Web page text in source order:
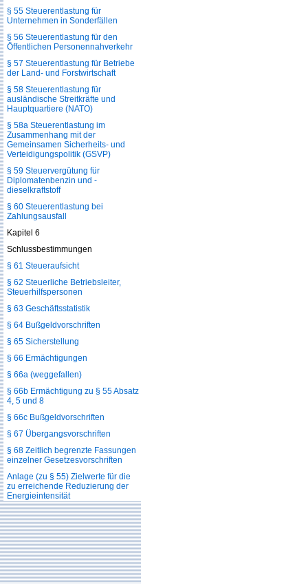
§ 55 Steuerentlastung für
Unternehmen in Sonderfällen
§ 56 Steuerentlastung für den
Öffentlichen Personennahverkehr
§ 57 Steuerentlastung für Betriebe
der Land- und Forstwirtschaft
§ 58 Steuerentlastung für
ausländische Streitkräfte und
Hauptquartiere (NATO)
§ 58a Steuerentlastung im
Zusammenhang mit der
Gemeinsamen Sicherheits- und
Verteidigungspolitik (GSVP)
§ 59 Steuervergütung für
Diplomatenbenzin und -
dieselkraftstoff
§ 60 Steuerentlastung bei
Zahlungsausfall
Kapitel 6
Schlussbestimmungen
§ 61 Steueraufsicht
§ 62 Steuerliche Betriebsleiter,
Steuerhilfspersonen
§ 63 Geschäftsstatistik
§ 64 Bußgeldvorschriften
§ 65 Sicherstellung
§ 66 Ermächtigungen
§ 66a (weggefallen)
§ 66b Ermächtigung zu § 55 Absatz
4, 5 und 8
§ 66c Bußgeldvorschriften
§ 67 Übergangsvorschriften
§ 68 Zeitlich begrenzte Fassungen
einzelner Gesetzesvorschriften
Anlage (zu § 55) Zielwerte für die
zu erreichende Reduzierung der
Energieintensität